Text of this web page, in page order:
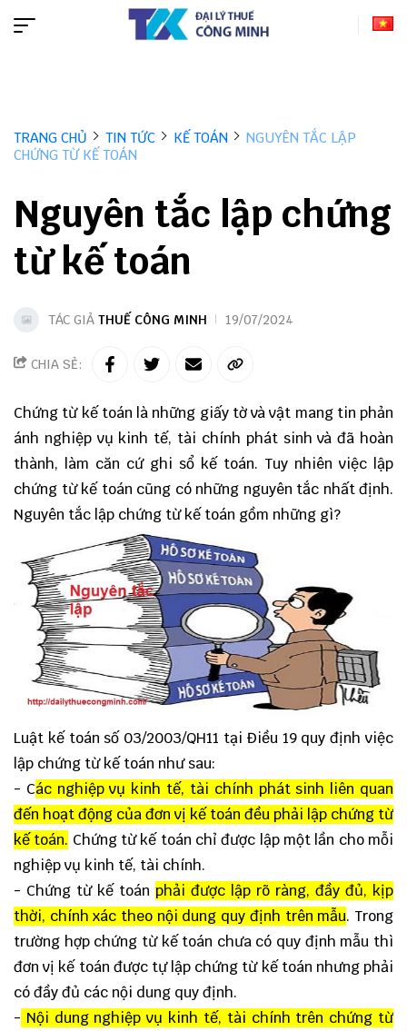
TRANG CHỦ TIN TỨC KẾ TOÁN
NGUYÊN TẮC LẬP
CHỨNG TỪ KẾ TOÁN
Nguyên tắc lập chứng
từ kế toán
TÁC GIẢ THUẾ CÔNG MINH 19/07/2024
CHIA SẺ:
Chứng từ kế toán là những giấy tờ và vật mang tin phản
ánh nghiệp vụ kinh tế, tài chính phát sinh và đã hoàn
thành, làm căn cứ ghi sổ kế toán. Tuy nhiên việc lập
chứng từ kế toán cũng có những nguyên tắc nhất định.
Nguyên tắc lập chứng từ kế toán gồm những gì?
Luật kế toán số 03/2003/QH11 tại Điều 19 quy định việc
lập chứng từ kế toán như sau:
- Các nghiệp vụ kinh tế, tài chính phát sinh liên quan
đến hoạt động của đơn vị kế toán đều phải lập chứng từ
kế toán. Chứng từ kế toán chỉ được lập một lần cho mỗi
nghiệp vụ kinh tế, tài chính.
- Chứng từ kế toán phải được lập rõ ràng, đầy đủ, kịp
thời, chính xác theo nội dung quy định trên mẫu. Trong
trường hợp chứng từ kế toán chưa có quy định mẫu thì
đơn vị kế toán được tự lập chứng từ kế toán nhưng phải
có đầy đủ các nội dung quy định.
- Nội dung nghiệp vụ kinh tế, tài chính trên chứng từ